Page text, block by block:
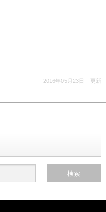
2016年05月23日 更新